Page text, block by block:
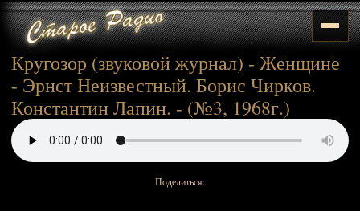
Кругозор (звуковой журнал) - Женщине
- Эрнст Неизвестный. Борис Чирков.
Константин Лапин. - (№3, 1968г.)
Поделиться: